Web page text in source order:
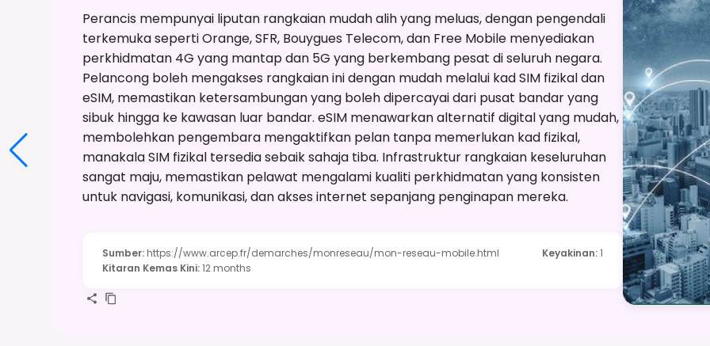
Perancis mempunyai liputan rangkaian mudah alih yang meluas, dengan pengendali
terkemuka seperti Orange, SFR, Bouygues Telecom, dan Free Mobile menyediakan
perkhidmatan 4G yang mantap dan 5G yang berkembang pesat di seluruh negara.
Pelancong boleh mengakses rangkaian ini dengan mudah melalui kad SIM fizikal dan
eSIM, memastikan ketersambungan yang boleh dipercayai dari pusat bandar yang
sibuk hingga ke kawasan luar bandar. eSIM menawarkan alternatif digital yang mudah,
membolehkan pengembara mengaktifkan pelan tanpa memerlukan kad fizikal,
manakala SIM fizikal tersedia sebaik sahaja tiba. Infrastruktur rangkaian keseluruhan
sangat maju, memastikan pelawat mengalami kualiti perkhidmatan yang konsisten
untuk navigasi, komunikasi, dan akses internet sepanjang penginapan mereka.
Sumber: https://www.arcep.fr/demarches/monreseau/mon-reseau-mobile.html Keyakinan:1
Kitaran Kemas Kini:12 months